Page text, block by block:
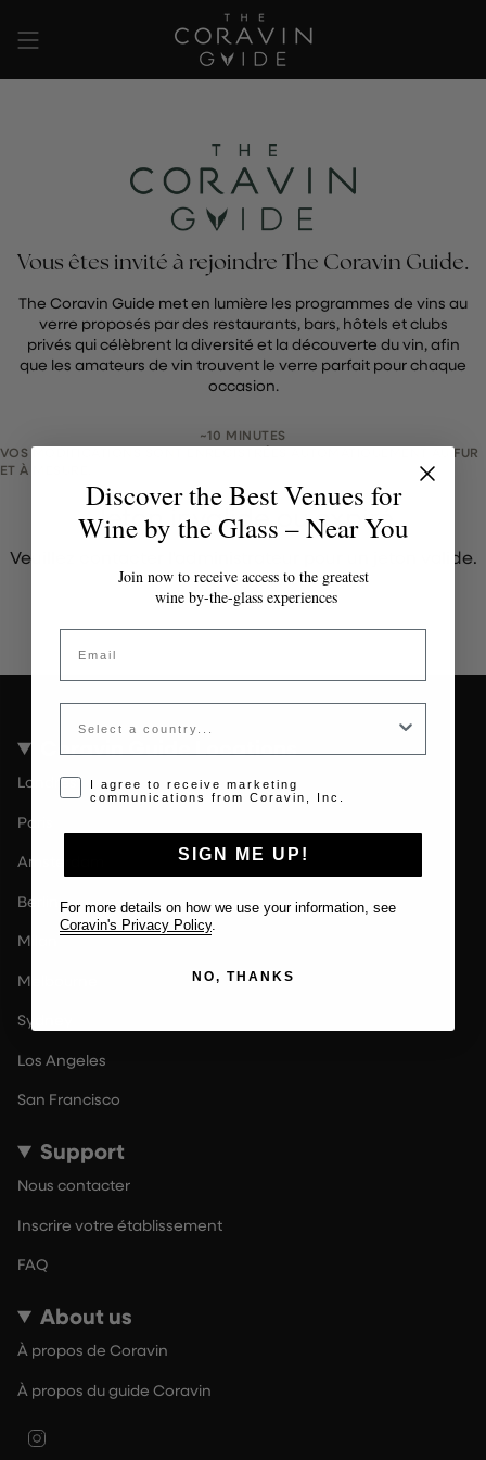
au
contenu
de
Vous êtes invité à rejoindre The Coravin Guide.
The Coravin Guide met en lumière les programmes de vins au
verre proposés par des restaurants, bars, hôtels et clubs
privés qui célèbrent la diversité et la découverte du vin, afin
que les amateurs de vin trouvent le verre parfait pour chaque
occasion.
~10 MINUTES
VOS MODIFICATIONS SONT ENREGISTRÉES AUTOMATIQUEMENT AU FUR
ET À MESURE.
Jeton invalide ou expiré
Veuillez contacter l'administrateur pour un jeton valide.
Coravin Guide Locations
Londres
Paris
Amsterdam
Berlin
Milan
Melbourne
Sydney
Los Angeles
San Francisco
Support
Nous contacter
Inscrire votre établissement
FAQ
About us
À propos de Coravin
À propos du guide Coravin
Discover the Best Venues for
Wine by the Glass – Near You
Join now to receive access to the greatest
wine by-the-glass experiences
Email
Country
Opt-in disclaimer
I agree to receive marketing
communications from Coravin, Inc.
SIGN ME UP!
For more details on how we use your information, see
Coravin's Privacy Policy.
NO, THANKS